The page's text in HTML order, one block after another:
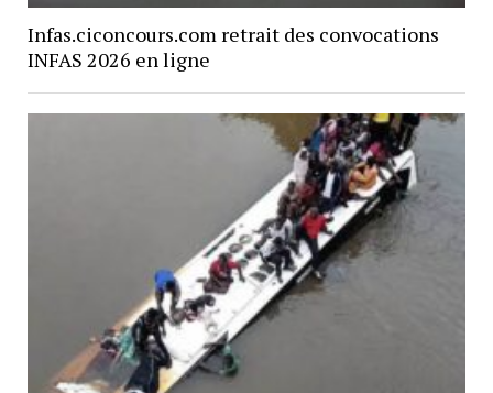
Infas.ciconcours.com retrait des convocations
INFAS 2026 en ligne